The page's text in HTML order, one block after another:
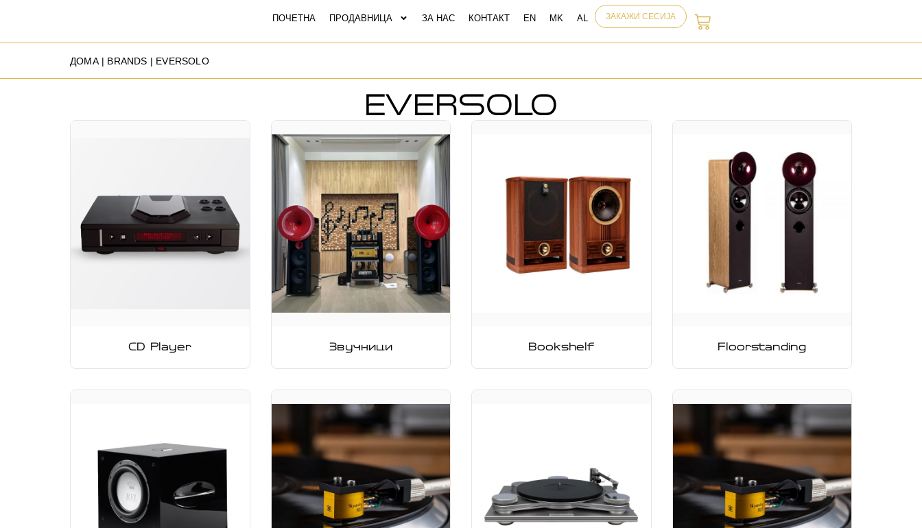
ПОЧЕТНА ПРОДАВНИЦА ЗА НАС КОНТАКТ ЗАКАЖИ СЕСИЈА
ДОМА| BRANDS | EVERSOLO
EVERSOLO
CD Player Звучници Bookshelf Floorstanding